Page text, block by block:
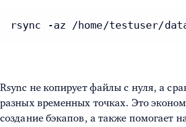
rsync -az /home/testuser/
Rsync не копирует файлы с нуля, а
разных временных точках. Это
создание бэкапов, а также помогает